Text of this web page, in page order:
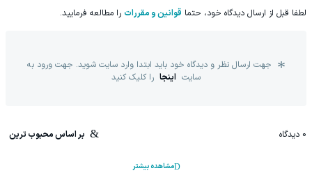
لطفا قبل از ارسال دیدگاه خود، حتما قوانین و مقررات را مطالعه فرمایید.
جهت ارسال نظر و دیدگاه خود باید ابتدا وارد سایت شوید. جهت ورود به
سایت اینجا را کلیک کنید
0 دیدگاه بر اساس محبوب ترین
مشاهده بیشتر